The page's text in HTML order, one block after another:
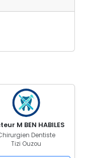
M BEN HABILES
Dentiste
Tizi Ouzou